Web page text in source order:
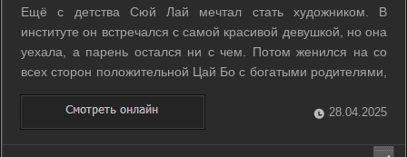
Ещё с детства Сюй Лай мечтал стать художником. В
институте он встречался с самой красивой девушкой, но она
уехала, а парень остался ни с чем. Потом женился на со
всех сторон положительной Цай Бо с богатыми родителями,
семейный бизнес, стабильная работа, и мечта детства как-
то подзабылась. Теперь он - респектабельный и несчастный
человек, а жена ...
28.04.2025